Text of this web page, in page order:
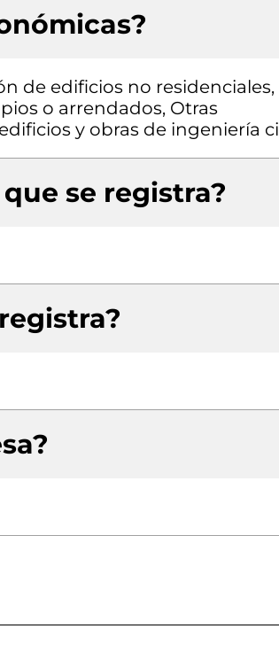
de edificios no residenciales,
o arrendados, Otras
y obras de ingeniería
se registra?